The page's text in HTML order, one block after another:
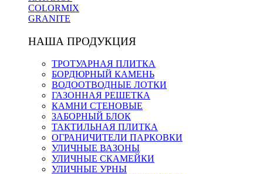
COLORMIX
GRANITE
НАША ПРОДУКЦИЯ
ТРОТУАРНАЯ ПЛИТКА
БОРДЮРНЫЙ КАМЕНЬ
ВОДООТВОДНЫЕ ЛОТКИ
ГАЗОННАЯ РЕШЕТКА
КАМНИ СТЕНОВЫЕ
ЗАБОРНЫЙ БЛОК
ТАКТИЛЬНАЯ ПЛИТКА
ОГРАНИЧИТЕЛИ ПАРКОВКИ
УЛИЧНЫЕ ВАЗОНЫ
УЛИЧНЫЕ СКАМЕЙКИ
УЛИЧНЫЕ УРНЫ